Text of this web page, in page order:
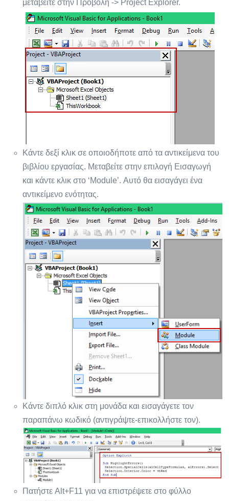
μεταβείτε στην Προβολή -> Project Explorer.
Κάντε δεξί κλικ σε οποιοδήποτε από τα αντικείμενα του
βιβλίου εργασίας. Μεταβείτε στην επιλογή Εισαγωγή
και κάντε κλικ στο ‘Module’. Αυτό θα εισαγάγει ένα
αντικείμενο ενότητας.
Κάντε διπλό κλικ στη μονάδα και εισαγάγετε τον
παραπάνω κωδικό (αντιγράψτε-επικολλήστε τον).
Πατήστε Alt+F11 για να επιστρέψετε στο φύλλο